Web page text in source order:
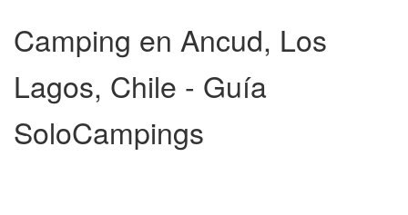
Camping en Ancud, Los
Lagos, Chile - Guía
SoloCampings